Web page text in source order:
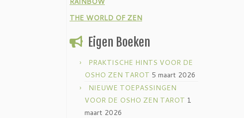
THE WORLD OF ZEN
Eigen Boeken
PRAKTISCHE HINTS VOOR DE
OSHO ZEN TAROT 5 maart 2026
NIEUWE TOEPASSINGEN
VOOR DE OSHO ZEN TAROT 1
maart 2026